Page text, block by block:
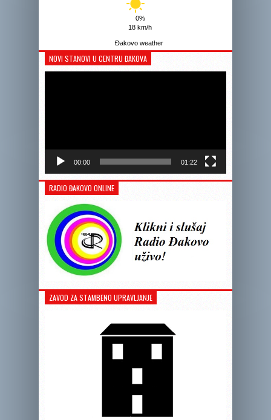
0%
18 km/h
Đakovo weather
NOVI STANOVI U CENTRU ĐAKOVA
00:00 01:22
RADIO ĐAKOVO ONLINE
ZAVOD ZA STAMBENO UPRAVLJANJE